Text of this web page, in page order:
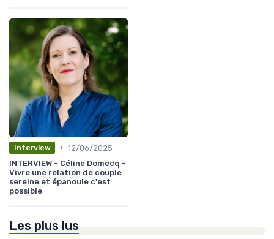
Interview • 12/06/2025
INTERVIEW - Céline Domecq -
Vivre une relation de couple
sereine et épanouie c'est
possible
Les plus lus